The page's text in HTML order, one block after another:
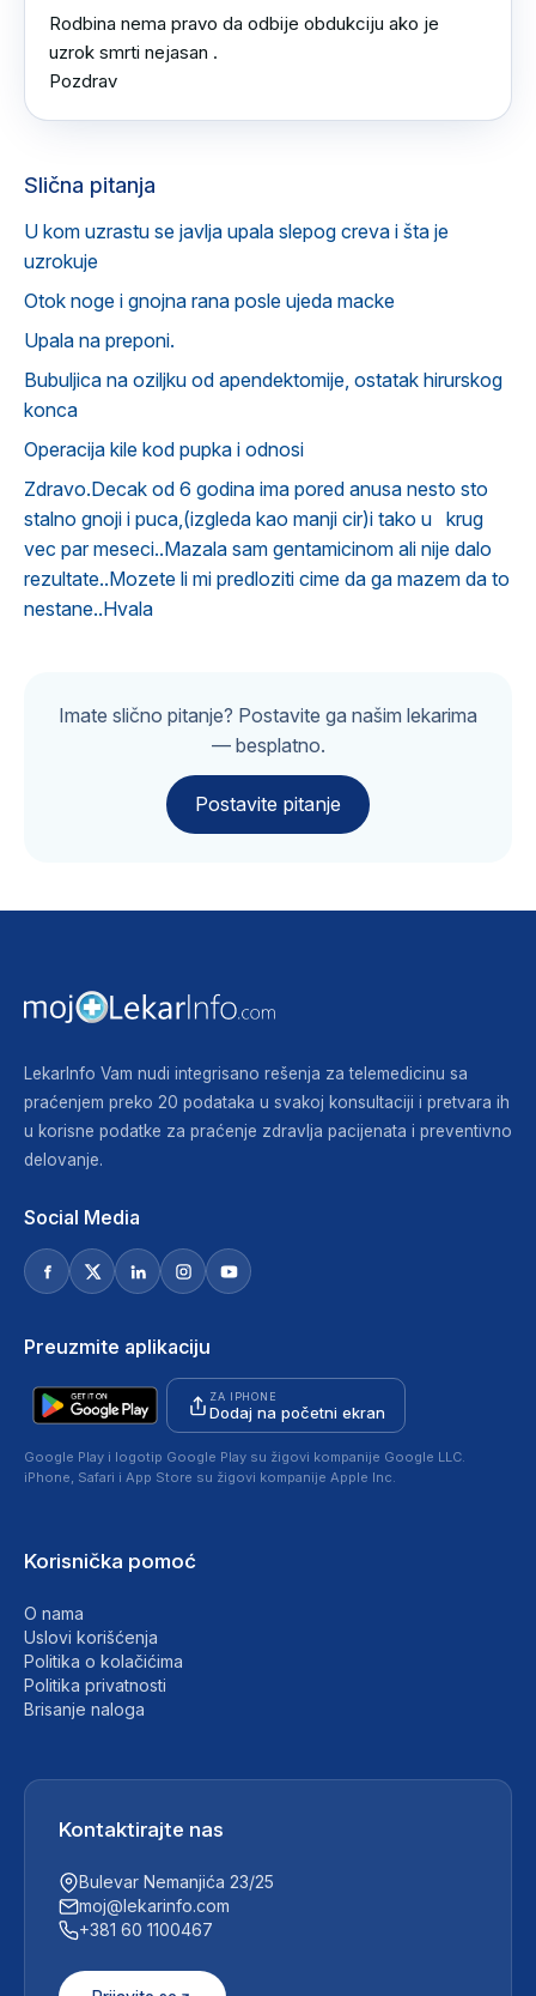
Rodbina nema pravo da odbije obdukciju ako je
uzrok smrti nejasan .
Pozdrav
Slična pitanja
U kom uzrastu se javlja upala slepog creva i šta je
uzrokuje
Otok noge i gnojna rana posle ujeda macke
Upala na preponi.
Bubuljica na oziljku od apendektomije, ostatak hirurskog
konca
Operacija kile kod pupka i odnosi
Zdravo.Decak od 6 godina ima pored anusa nesto sto
stalno gnoji i puca,(izgleda kao manji cir)i tako u krug
vec par meseci..Mazala sam gentamicinom ali nije dalo
rezultate..Mozete li mi predloziti cime da ga mazem da to
nestane..Hvala
Imate slično pitanje? Postavite ga našim lekarima
— besplatno.
Postavite pitanje
LekarInfo Vam nudi integrisano rešenja za telemedicinu sa
praćenjem preko 20 podataka u svakoj konsultaciji i pretvara ih
u korisne podatke za praćenje zdravlja pacijenata i preventivno
delovanje.
Social Media
Preuzmite aplikaciju
ZA IPHONE
Dodaj na početni ekran
Google Play i logotip Google Play su žigovi kompanije Google LLC.
iPhone, Safari i App Store su žigovi kompanije Apple Inc.
Korisnička pomoć
O nama
Uslovi korišćenja
Politika o kolačićima
Politika privatnosti
Brisanje naloga
Kontaktirajte nas
Bulevar Nemanjića 23/25
moj@lekarinfo.com
+381 60 1100467